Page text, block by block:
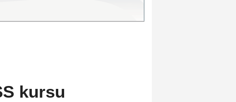
kursu